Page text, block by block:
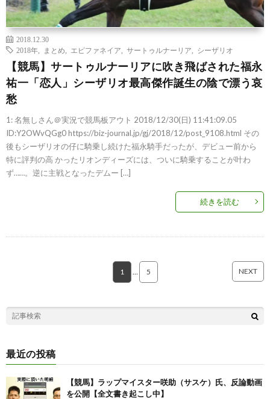
2018.12.30
2018年
まとめ エピファネイア サートゥルナーリア シーザリオ
【競馬】サートゥルナーリアに吹き飛ばされた福永
祐一「恋人」シーザリオ最高傑作誕生の陰で漂う哀
愁
1: 名無しさん＠実況で競馬板アウト 2018/12/30(日) 11:41:09.05
ID:Y2OWvQGg0 https://biz-journal.jp/gj/2018/12/post_9108.html その
後もシーザリオの仔に騎乗し続けた福永騎手だったが、デビュー前から
特に評判の高 かったリオンディーズには、ついに騎乗することが叶わ
ず……。逆に主戦となったデムー […]
続きを読む
1 5 NEXT
最近の投稿
【競馬】ラップマイスター咲助（サスケ）氏、反論動画
を公開【全文書き起こし中】